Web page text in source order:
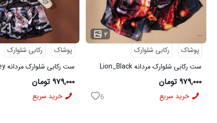
۲
...
پوشاک
رکابی شلوارک
ست رکابی شلوارک مردانه Lion_Black
مدل 3997
۹۷۹,۰۰۰ تومان
خرید سریع 6
...
پوشاک
رکابی شلوارک
3996
۹۷۹,۰۰۰ تومان
خرید سریع